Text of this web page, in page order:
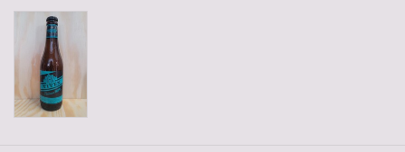
Streekproducten
Sweets
5-6l vaten